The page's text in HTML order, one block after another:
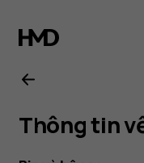
Hướng
dẫn
sử
Thông tin